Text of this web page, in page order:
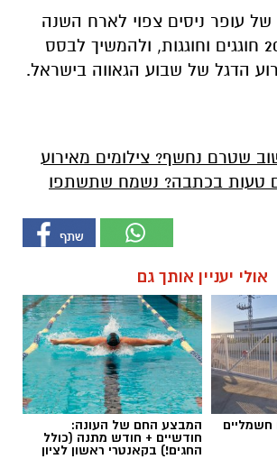
של עופר ניסים צפוי לארח השנה
למעלה מ־20,000 חוגגים וחוגגות, ולהמשיך לבסס
הדגל של שבוע הגאווה בישראל.
שטרם נחשף? צילומים מאירוע
טעות בכתבה? נשמח שתשתפו
אולי יעניין אותך גם
חשמליים המבצע החם של העונה:
חודשיים + חודש מתנה (כולל
החגים!) בקאנטרי ראשון לציון